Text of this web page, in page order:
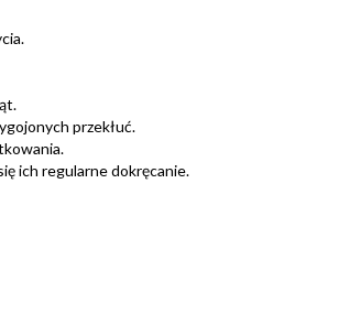
przekłuć.
ich regularne dokręcanie.